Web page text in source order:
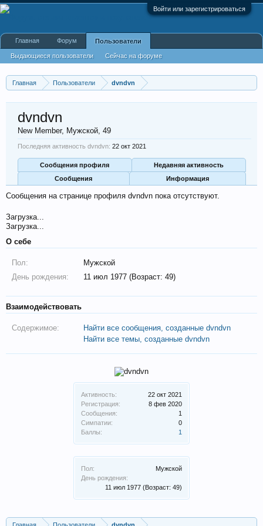
Войти или зарегистрироваться
Главная Пользователи dvndvn
Активность:
22 окт 2021
Регистрация:
8 фев 2020
Сообщения:
1
Симпатии:
0
Баллы:
1
Пол:
Мужской
День рождения:
11 июл 1977 (Возраст: 49)
dvndvn
New Member, Мужской, 49
Последняя активность dvndvn: 22 окт 2021
Сообщения профиля
Недавняя активность
Сообщения
Информация
Сообщения на странице профиля dvndvn пока отсутствуют.
Загрузка...
Загрузка...
О себе
Пол:
Мужской
День рождения:
11 июл 1977 (Возраст: 49)
Взаимодействовать
Содержимое:
Найти все сообщения, созданные dvndvn
Найти все темы, созданные dvndvn
Главная Форум Пользователи
Выдающиеся пользователи Сейчас на форуме